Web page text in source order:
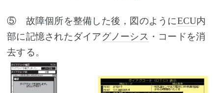
⑤ 故障個所を整備した後，図のようにECU内
部に記憶されたダイアグノーシス ・コードを消
去する。